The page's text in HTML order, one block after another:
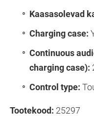
Kaasasolevad
Charging case:
Continuous
charging case):
Control type:
Tootekood: 25297